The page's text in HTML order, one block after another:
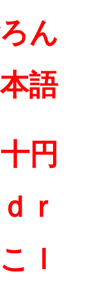
ん
語
円
ｒ
ｌ